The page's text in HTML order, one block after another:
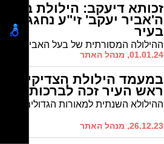
זכותא דיעקב: הילולת בעל
ה'אביר יעקב' זי"ע נחגגה
בעיר
01.01.24, מנהל האתר
במעמד הילולת הצדיקים:
ראש העיר זכה לברכות
26.12.23, מנהל האתר